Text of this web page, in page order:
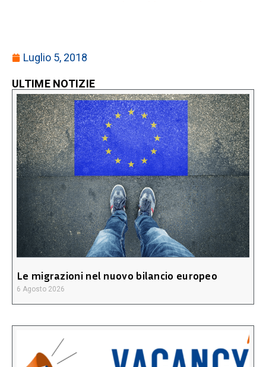
Luglio 5, 2018
ULTIME NOTIZIE
Le migrazioni nel nuovo bilancio europeo
6 Agosto 2026